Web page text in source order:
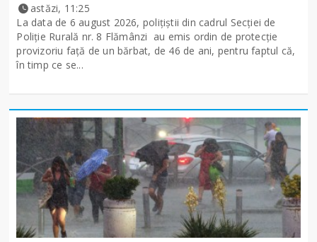
astăzi, 11:25
La data de 6 august 2026, polițiștii din cadrul Secției de
Poliție Rurală nr. 8 Flămânzi au emis ordin de protecție
provizoriu față de un bărbat, de 46 de ani, pentru faptul că,
în timp ce se...